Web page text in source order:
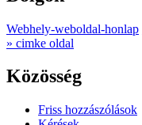
Webhely-weboldal-honlap
» cimke oldal
Közösség
Friss hozzászólások